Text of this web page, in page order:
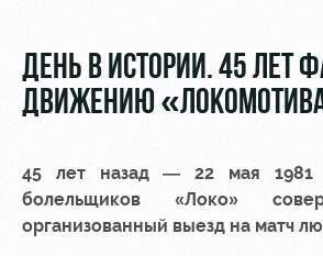
Фото
РЖД
Арена
Старт
Информация
для
ДЕНЬ В ИСТОРИИ. 45 ЛЕТ
ДВИЖЕНИЮ
45 лет назад — 22 мая 1981
болельщиков «Локо»
организованный выезд на матч